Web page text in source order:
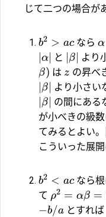
じて二つの場合が
b2 > acなら α
∣α∣ と ∣β∣ より
β) は z の昇べ
∣β∣ より小さい
∣β∣ の間にある
が小べきの級
てみるとよい。
こういった展開
b2 < acなら根
て ρ2 = αβ =
−b/a とすれば